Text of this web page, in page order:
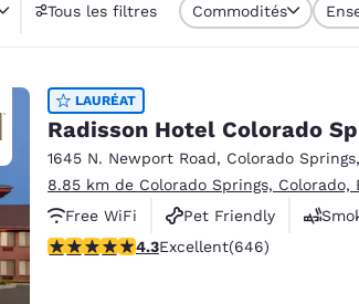
América Latina Latin America
Canada
Germany
English
Spain
Tous les filtres Commodités
LAURÉAT
Radisson Hotel Colorado
1645 N. Newport Road, Colorado Springs,
8.85 km de Colorado Springs, Colorado,
Free WiFi
Pet Friendly
4.33 étoiles. Excellent. 646 commentaires
4.3Excellent(646)